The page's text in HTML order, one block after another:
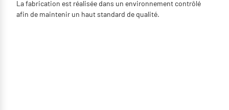
La fabrication est réalisée dans un environnement contrôlé
afin de maintenir un haut standard de qualité.